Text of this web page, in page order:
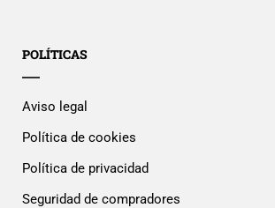
POLÍTICAS
Aviso legal
Política de cookies
Política de privacidad
Seguridad de compradores